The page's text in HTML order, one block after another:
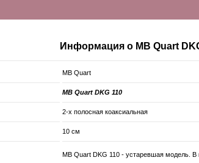
Информация о MB Quart
MB Quart
MB Quart DKG 110
2-х полосная коаксиальная
10 см
MB Quart DKG 110 - устаревшая модель. В